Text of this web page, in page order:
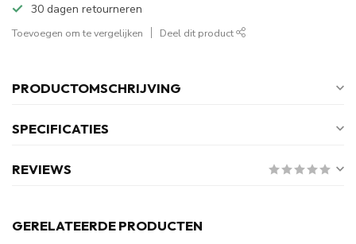
30 dagen retourneren
Toevoegen om te vergelijken Deel dit product
PRODUCTOMSCHRIJVING
SPECIFICATIES
REVIEWS
GERELATEERDE PRODUCTEN